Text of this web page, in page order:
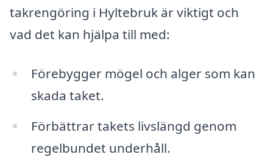
takrengöring i Hyltebruk är viktigt och
vad det kan hjälpa till med:
Förebygger mögel och alger som kan
skada taket.
Förbättrar takets livslängd genom
regelbundet underhåll.